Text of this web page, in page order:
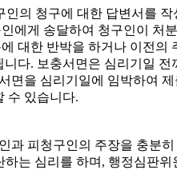
인의 청구에 대한 답변서를
에게 송달하여 청구인이 처
대한 반박을 하거나 이전의
다. 보충서면은 심리기일
면을 심리기일에 임박하여
수 있습니다.
과 피청구인의 주장을 충분
하는 심리를 하며, 행정심판